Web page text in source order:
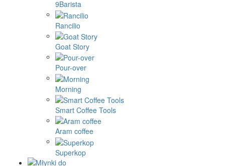
9Barista
Rancilio
Goat Story
Pour-over
Morning
Smart Coffee Tools
Aram coffee
Superkop